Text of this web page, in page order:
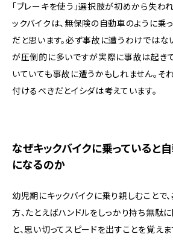
「ブレーキを使う」選択肢が初めから失わ
ックバイクは、無保険の自動車のように乗
だと思います。必ず事故に遭うわけでは
が圧倒的に多いですが実際に事故は起き
いていても事故に遭うかもしれません。そ
付けるべきだとイシダは考えています。
なぜキックバイクに乗っていると
になるのか
幼児期にキックバイクに乗り親しむことで
方、たとえばハンドルをしっかり持ち無駄
と、思い切ってスピードを出すことを覚えま